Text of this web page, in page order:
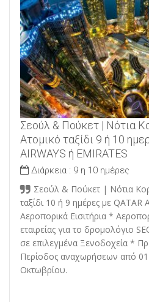
Σεούλ & Πούκετ | Νότια
Ατομικό ταξίδι 9 ή 10
AIRWAYS ή EMIRATES
Διάρκεια : 9 η 10 ημέρες
Σεούλ & Πούκετ | Νότια
ταξίδι 10 ή 9 ημέρες με QATAR
Αεροπορικά Εισιτήρια *
εταιρείας για το δρομολόγιο
σε επιλεγμένα Ξενοδοχεία *
Περίοδος αναχωρήσεων από 01
Οκτωβρίου.